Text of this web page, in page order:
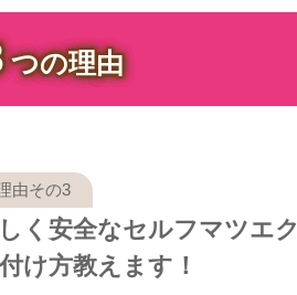
つの理由
く安全なセルフマツエク
け方教えます！